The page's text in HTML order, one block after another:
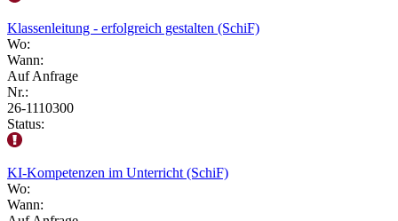
Klassenleitung - erfolgreich gestalten (SchiF)
Wo:
Wann:
Auf Anfrage
Nr.:
26-1110300
Status:
KI-Kompetenzen im Unterricht (SchiF)
Wo:
Wann: